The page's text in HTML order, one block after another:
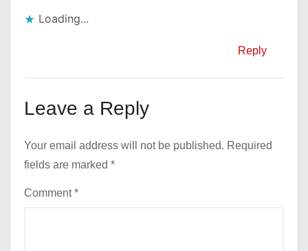
Loading...
Reply
Leave a Reply
Your email address will not be published. Required
fields are marked *
Comment*